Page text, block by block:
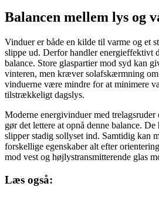
Balancen mellem lys og
Vinduer er både en kilde til varme og et
slippe ud. Derfor handler energieffektivt
balance. Store glaspartier mod syd kan
vinteren, men kræver solafskærmning
vinduerne være mindre for at minimere
tilstrækkeligt dagslys.
Moderne energivinduer med
gør det lettere at opnå denne balance.
slipper stadig sollyset ind. Samtidig kan
forskellige egenskaber alt efter
mod vest og højlystransmitterende glas
Læs også: